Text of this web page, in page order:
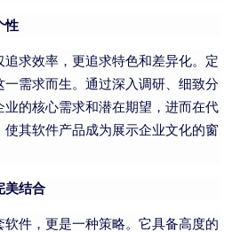
性
求效率，更追求特色和差异化。定
需求而生。通过深入调研、细致分
的核心需求和潜在期望，进而在代
其软件产品成为展示企业文化的窗
美结合
件，更是一种策略。它具备高度的